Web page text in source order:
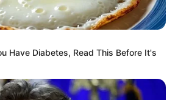
Have Diabetes, Read This Before It's